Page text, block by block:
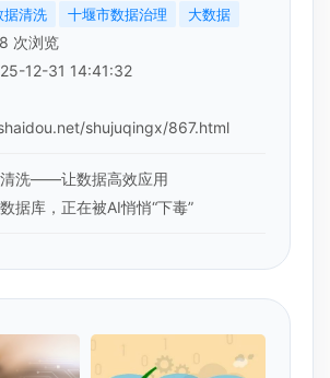
据清洗 十堰市数据治理 大数据
次浏览
12-31 14:41:32
shujuqingx/867.html
洗——让数据高效应用
据库，正在被AI悄悄“下毒”